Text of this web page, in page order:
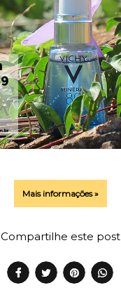
Mais informações »
Compartilhe este post